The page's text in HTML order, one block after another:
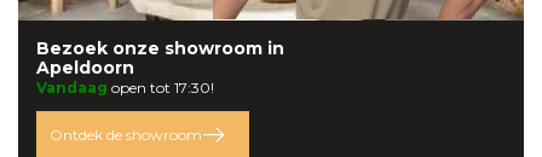
Bezoek onze showroom in
Apeldoorn
Vandaag open tot 17:30!
Ontdek de showroom